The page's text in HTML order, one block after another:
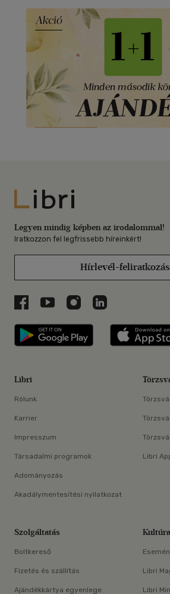
Libri
Legyen mindig képben az irodalommal!
Iratkozzon fel legfrissebb híreinkért!
Hírlevél-feliratkozás
Libri a Facebookon
Libri a Youtube-on
Libri az Instagramon
Libri a
Libri applikáció
Libri
Rólunk
Karrier
Impresszum
Társadalmi programok
Adományozás
Akadálymentesítési nyilatkozat
Libri
Szolgáltatás
Boltkereső
Fizetés és szállítás
Ajándékkártya egyenlege
Kultúra
Libri
Libri